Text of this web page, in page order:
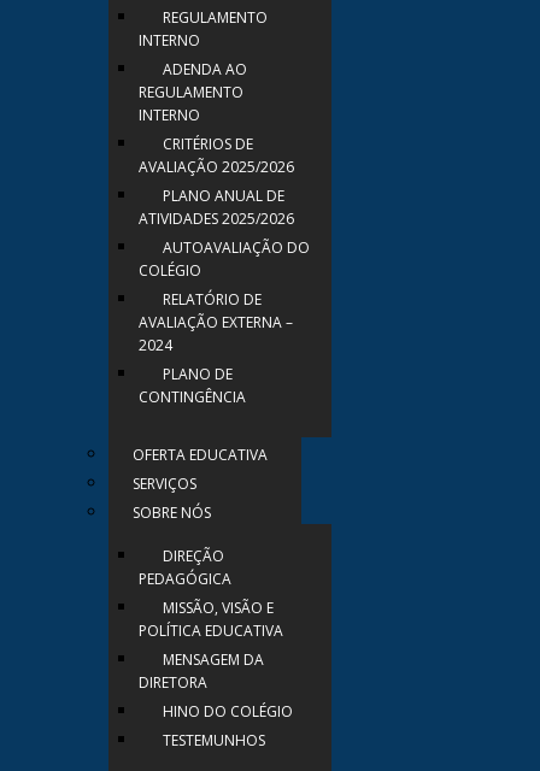
REGULAMENTO
INTERNO
ADENDA AO
REGULAMENTO
INTERNO
CRITÉRIOS DE
AVALIAÇÃO 2025/2026
PLANO ANUAL DE
ATIVIDADES 2025/2026
AUTOAVALIAÇÃO DO
COLÉGIO
RELATÓRIO DE
AVALIAÇÃO EXTERNA –
2024
PLANO DE
CONTINGÊNCIA
OFERTA EDUCATIVA
SERVIÇOS
SOBRE NÓS
DIREÇÃO
PEDAGÓGICA
MISSÃO, VISÃO E
POLÍTICA EDUCATIVA
MENSAGEM DA
DIRETORA
HINO DO COLÉGIO
TESTEMUNHOS